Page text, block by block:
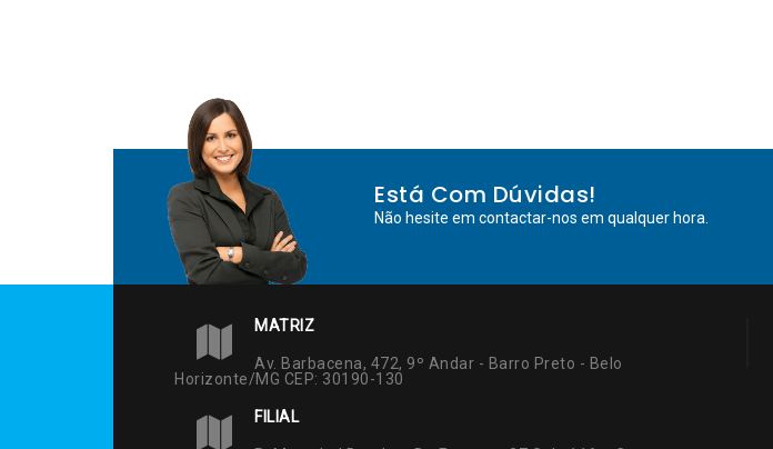
Está Com Dúvidas!
Não hesite em contactar-nos em qualquer hora.
MATRIZ
Av. Barbacena, 472, 9º Andar - Barro Preto - Belo
Horizonte/MG CEP: 30190-130
FILIAL